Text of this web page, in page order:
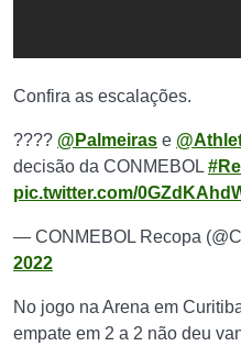
Confira as escalações.
???? @Palmeiras e
decisão da CONMEBOL
pic.twitter.com/
— CONMEBOL Recopa
2022
No jogo na Arena em
empate em 2 a 2 não deu